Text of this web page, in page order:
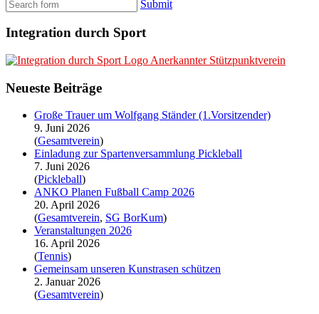
Submit
Integration durch Sport
Anerkannter Stützpunktverein
Neueste Beiträge
Große Trauer um Wolfgang Ständer (1.Vorsitzender)
9. Juni 2026
(Gesamtverein)
Einladung zur Spartenversammlung Pickleball
7. Juni 2026
(Pickleball)
ANKO Planen Fußball Camp 2026
20. April 2026
(Gesamtverein, SG BorKum)
Veranstaltungen 2026
16. April 2026
(Tennis)
Gemeinsam unseren Kunstrasen schützen
2. Januar 2026
(Gesamtverein)